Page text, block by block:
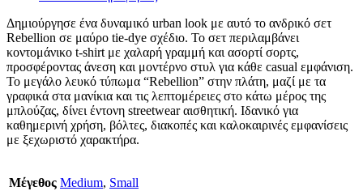
Δημιούργησε ένα δυναμικό urban look με αυτό το ανδρικό σετ
Rebellion σε μαύρο tie-dye σχέδιο. Το σετ περιλαμβάνει
κοντομάνικο t-shirt με χαλαρή γραμμή και ασορτί σορτς,
προσφέροντας άνεση και μοντέρνο στυλ για κάθε casual εμφάνιση.
Το μεγάλο λευκό τύπωμα “Rebellion” στην πλάτη, μαζί με τα
γραφικά στα μανίκια και τις λεπτομέρειες στο κάτω μέρος της
μπλούζας, δίνει έντονη streetwear αισθητική. Ιδανικό για
καθημερινή χρήση, βόλτες, διακοπές και καλοκαιρινές εμφανίσεις
με ξεχωριστό χαρακτήρα.
Μέγεθος Medium, Small